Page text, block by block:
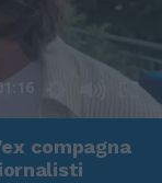
compagna